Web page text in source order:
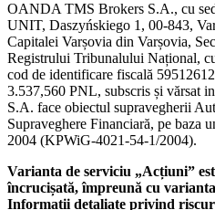
OANDA TMS Brokers S.A., cu
UNIT, Daszyńskiego 1, 00-843,
Capitalei Varșovia din Varșovia,
Registrului Tribunalului Național,
cod de identificare fiscală
3.537,560 PNL, subscris și vărsat
S.A. face obiectul supravegherii
Supraveghere Financiară, pe baza
2004 (KPWiG-4021-54-1/2004).
Varianta de serviciu „Acțiuni”
încrucișată, împreună cu
Informații detaliate privind